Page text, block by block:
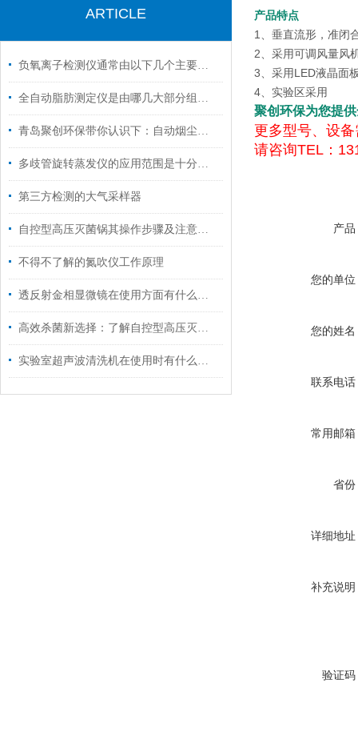
ARTICLE
负氧离子检测仪通常由以下几个主要部分组成
全自动脂肪测定仪是由哪几大部分组成的呢？
青岛聚创环保带你认识下：自动烟尘烟气测试仪
多歧管旋转蒸发仪的应用范围是十分广泛的
第三方检测的大气采样器
自控型高压灭菌锅其操作步骤及注意事项的解析
不得不了解的氮吹仪工作原理
透反射金相显微镜在使用方面有什么小技巧吗？
高效杀菌新选择：了解自控型高压灭菌锅的多功能应用！
实验室超声波清洗机在使用时有什么技巧呢？
产品特点
1、垂直流形，准闭
2、采用可调风量风
3、采用LED液晶面
4、实验区采用
聚创环保为您提
更多型号、设
请咨询TEL：
产品
您的单位
您的姓名
联系电话
常用邮箱
省份
详细地址
补充说明
验证码